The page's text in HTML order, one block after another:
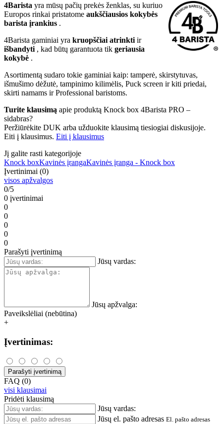
4Barista yra mūsų pačių prekės ženklas, su kuriuo
Europos rinkai pristatome aukščiausios kokybės
barista įrankius .
4Barista gaminiai yra kruopščiai atrinkti ir
išbandyti , kad būtų garantuota tik geriausia
kokybė .
Asortimentą sudaro tokie gaminiai kaip: tamperė, skirstytuvas,
išmušimo dėžutė, tampinimo kilimėlis, Puck screen ir kiti priedai,
skirti namams ir Professional baristoms.
Turite klausimą apie produktą Knock box 4Barista PRO –
sidabras?
Peržiūrėkite DUK arba užduokite klausimą tiesiogiai diskusijoje.
Eiti į klausimus. Eiti į klausimus
Jį galite rasti kategorijoje
Knock boxKavinės įrangaKavinės įranga - Knock box
Įvertinimai (0)
visos apžvalgos
0/5
0 įvertinimai
0
0
0
0
0
Parašyti įvertinimą
Jūsų vardas:
Jūsų apžvalga:
Paveikslėliai (nebūtina)
+
Įvertinimas:
Parašyti įvertinimą
FAQ (0)
visi klausimai
Pridėti klausimą
Jūsų vardas:
Jūsų el. pašto adresas El. pašto adresas